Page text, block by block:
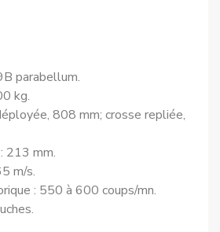
parabellum.
kg.
808 mm; crosse repliée,
213 mm.
m/s.
: 550 à 600 coups/mn.